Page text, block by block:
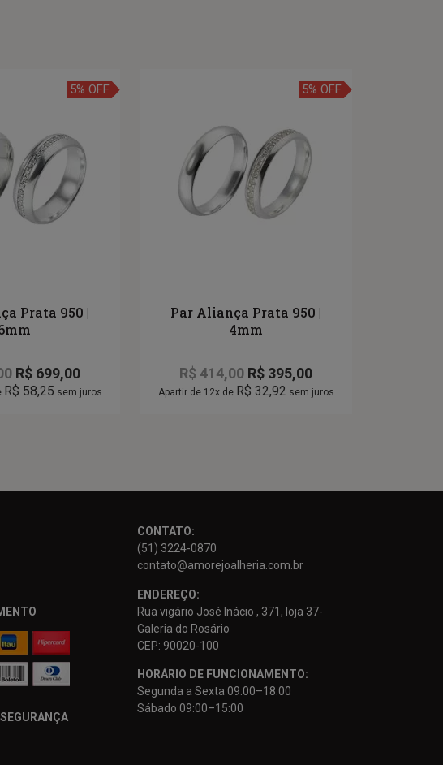
5% OFF
Prata 950 |
R$ 699,00
R$ 58,25 sem juros
5% OFF
Par Aliança Prata 950 |
4mm
R$414,00 R$ 395,00
Apartir de 12x de R$ 32,92 sem juros
CONTATO:
(51) 3224-0870
contato@amorejoalheria.com.br
ENDEREÇO:
Rua vigário José Inácio , 371, loja 37-
Galeria do Rosário
CEP: 90020-100
HORÁRIO DE FUNCIONAMENTO:
Segunda a Sexta 09:00–18:00
Sábado 09:00–15:00